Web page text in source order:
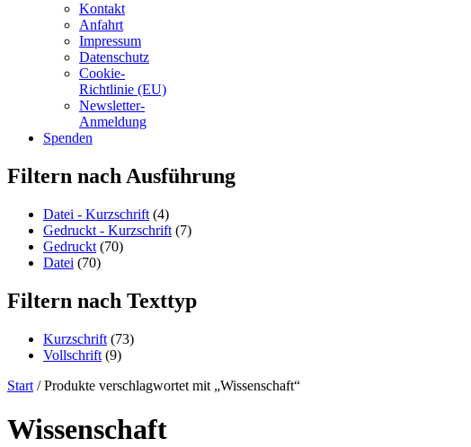
Kontakt
Anfahrt
Impressum
Datenschutz
Cookie-
Richtlinie (EU)
Newsletter-
Anmeldung
Spenden
Skip
to
Filtern nach Ausführung
Datei - Kurzschrift (4)
Gedruckt - Kurzschrift (7)
Gedruckt (70)
Datei (70)
Filtern nach Texttyp
Kurzschrift (73)
Vollschrift (9)
Start / Produkte verschlagwortet mit „Wissenschaft“
Wissenschaft